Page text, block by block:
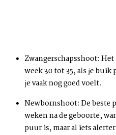
Zwangerschapsshoot: Het
week 30 tot 35, als je buik
je vaak nog goed voelt.
Newbornshoot: De beste
weken na de geboorte,
puur is, maar al iets